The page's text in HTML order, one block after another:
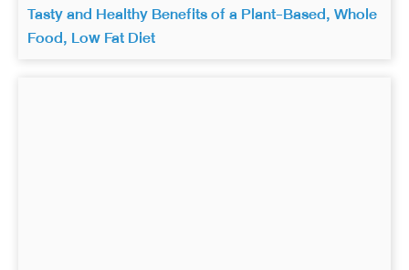
Tasty and Healthy Benefits of a Plant-Based, Whole
Food, Low Fat Diet